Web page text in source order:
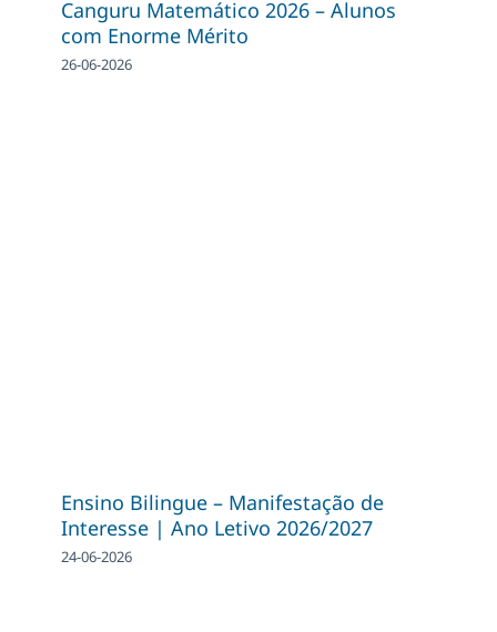
Canguru Matemático 2026 – Alunos
com Enorme Mérito
26-06-2026
Ensino Bilingue – Manifestação de
Interesse | Ano Letivo 2026/2027
24-06-2026